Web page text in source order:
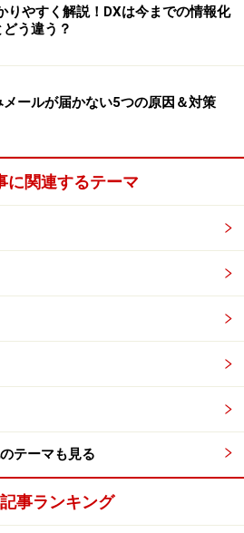
（１）「言いにくいから
ちゃんと相手に届き、意図が伝
言いづらい」ことはあると思い
接怒鳴られたりする可能性のな
いやすいですよね。しかし、こ
はメールさせていただきました
ているんだ？」
りやすく解説！DXは今までの情報化
う違う？
メールが届かない5つの原因＆対策
に関連するテーマ
テーマも見る
事ランキング